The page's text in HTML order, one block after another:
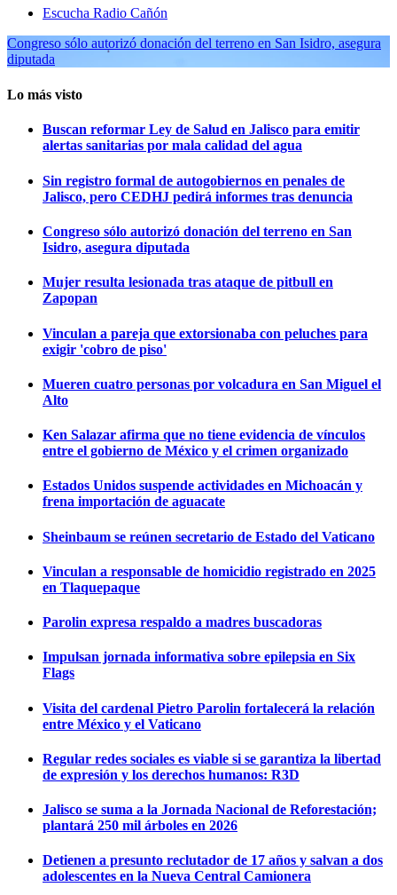
Escucha Radio Cañón
Congreso sólo autorizó donación del terreno en San Isidro, asegura
diputada
Lo más visto
Buscan reformar Ley de Salud en Jalisco para emitir
alertas sanitarias por mala calidad del agua
Sin registro formal de autogobiernos en penales de
Jalisco, pero CEDHJ pedirá informes tras denuncia
Congreso sólo autorizó donación del terreno en San
Isidro, asegura diputada
Mujer resulta lesionada tras ataque de pitbull en
Zapopan
Vinculan a pareja que extorsionaba con peluches para
exigir 'cobro de piso'
Mueren cuatro personas por volcadura en San Miguel el
Alto
Ken Salazar afirma que no tiene evidencia de vínculos
entre el gobierno de México y el crimen organizado
Estados Unidos suspende actividades en Michoacán y
frena importación de aguacate
Sheinbaum se reúnen secretario de Estado del Vaticano
Vinculan a responsable de homicidio registrado en 2025
en Tlaquepaque
Parolin expresa respaldo a madres buscadoras
Impulsan jornada informativa sobre epilepsia en Six
Flags
Visita del cardenal Pietro Parolin fortalecerá la relación
entre México y el Vaticano
Regular redes sociales es viable si se garantiza la libertad
de expresión y los derechos humanos: R3D
Jalisco se suma a la Jornada Nacional de Reforestación;
plantará 250 mil árboles en 2026
Detienen a presunto reclutador de 17 años y salvan a dos
adolescentes en la Nueva Central Camionera